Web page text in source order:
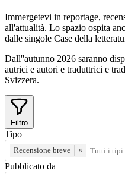
Immergetevi in reportage,
all'attualità. Lo spazio ospita
dalle singole Case della
Dall''autunno 2026 saranno
autrici e autori e traduttrici e
Svizzera.
Filtro
Tipo
Recensione breve ×
Pubblicato da